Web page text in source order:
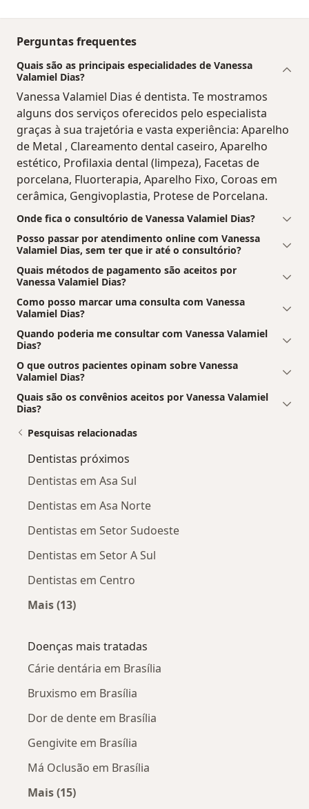
Perguntas frequentes
Quais são as principais especialidades de Vanessa
Valamiel Dias?
Vanessa Valamiel Dias é dentista. Te mostramos
alguns dos serviços oferecidos pelo especialista
graças à sua trajetória e vasta experiência: Aparelho
de Metal , Clareamento dental caseiro, Aparelho
estético, Profilaxia dental (limpeza), Facetas de
porcelana, Fluorterapia, Aparelho Fixo, Coroas em
cerâmica, Gengivoplastia, Protese de Porcelana.
Onde fica o consultório de Vanessa Valamiel Dias?
Posso passar por atendimento online com Vanessa
Valamiel Dias, sem ter que ir até o consultório?
Quais métodos de pagamento são aceitos por
Vanessa Valamiel Dias?
Como posso marcar uma consulta com Vanessa
Valamiel Dias?
Quando poderia me consultar com Vanessa Valamiel
Dias?
O que outros pacientes opinam sobre Vanessa
Valamiel Dias?
Quais são os convênios aceitos por Vanessa Valamiel
Dias?
Pesquisas relacionadas
Dentistas próximos
Dentistas em Asa Sul
Dentistas em Asa Norte
Dentistas em Setor Sudoeste
Dentistas em Setor A Sul
Dentistas em Centro
Mais (13)
Doenças mais tratadas
Cárie dentária em Brasília
Bruxismo em Brasília
Dor de dente em Brasília
Gengivite em Brasília
Má Oclusão em Brasília
Mais (15)